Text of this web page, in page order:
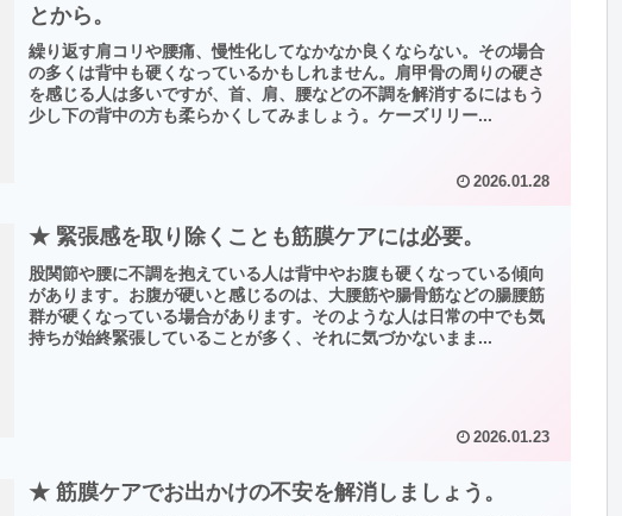
とから。
繰り返す肩コリや腰痛、慢性化してなかなか良くならない。その場合
の多くは背中も硬くなっているかもしれません。肩甲骨の周りの硬さ
を感じる人は多いですが、首、肩、腰などの不調を解消するにはもう
少し下の背中の方も柔らかくしてみましょう。ケーズリリー...
2026.01.28
★ 緊張感を取り除くことも筋膜ケアには必要。
股関節や腰に不調を抱えている人は背中やお腹も硬くなっている傾向
があります。お腹が硬いと感じるのは、大腰筋や腸骨筋などの腸腰筋
群が硬くなっている場合があります。そのような人は日常の中でも気
持ちが始終緊張していることが多く、それに気づかないまま...
2026.01.23
★ 筋膜ケアでお出かけの不安を解消しましょう。